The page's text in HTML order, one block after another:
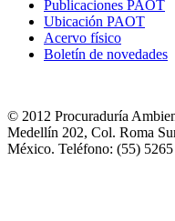
Publicaciones PAOT
Ubicación PAOT
Acervo físico
Boletín de novedades
© 2012 Procuraduría
Medellín 202, Col. Roma
México. Teléfono: (55)